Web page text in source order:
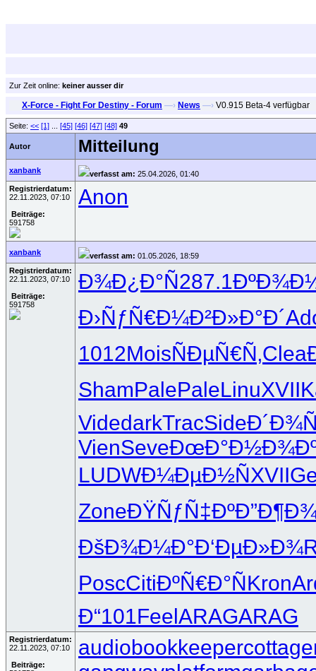
Zur Zeit online: keiner ausser dir
X-Force - Fight For Destiny - Forum —› News —› V0.915 Beta-4 verfügbar
Seite: << [1] [45] [46] [47] [48] 49
Autor Mitteilung
xanbank verfasst am: 25.04.2026, 01:40
Registrierdatum:
22.11.2023, 07:10
Beiträge:
591758
Anon
xanbank verfasst am: 01.05.2026, 18:59
Registrierdatum:
22.11.2023, 07:10
Beiträge:
591758
Ð¾Ð¿Ð°Ñ287.1
Ð›ÑƒÑ€Ð¼Ð²Ð»Ð°Ð´
1012MoisÑÐµÑ€Ñ‚Clea
ShamPalePaleLinuXVII
VidedarkTracSide
VienSeveÐœÐ°Ð½Ð¾
LUDWÐ¼ÐµÐ½ÑXVII
ZoneÐŸÑƒÑ‡Ðº
ÐšÐ¾Ð¼Ð°Ð‘ÐµÐ»Ð¾
PoscCitiÐºÑ€Ð°ÑKron
Ð“101FeelARAGARAG
Registrierdatum:
22.11.2023, 07:10
Beiträge:
audiobookkeeper